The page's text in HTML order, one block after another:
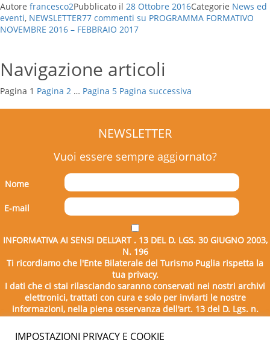
Autore francesco2Pubblicato il 28 Ottobre 2016Categorie News ed
eventi, NEWSLETTER77 commenti su PROGRAMMA FORMATIVO
NOVEMBRE 2016 – FEBBRAIO 2017
Navigazione articoli
Pagina 1 Pagina 2 … Pagina 5 Pagina successiva
NEWSLETTER
Vuoi essere sempre aggiornato?
Nome
E-mail
INFORMATIVA AI SENSI DELL’ART . 13 DEL D. LGS. 30 GIUGNO 2003,
N. 196
Ti ricordiamo che l'Ente Bilaterale del Turismo Puglia rispetta la
tua privacy.
I dati che ci stai rilasciando saranno conservati nei nostri archivi
elettronici, trattati con cura e solo per inviarti le nostre
informazioni, nella piena osservanza dell'art. 13 del D. Lgs. n.
196/2003.
IMPOSTAZIONI PRIVACY E COOKIE